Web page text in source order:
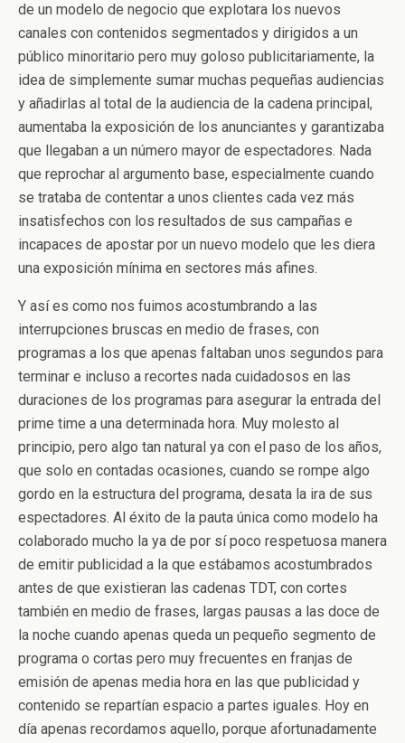
de un modelo de negocio que explotara los nuevos
canales con contenidos segmentados y dirigidos a un
público minoritario pero muy goloso publicitariamente, la
idea de simplemente sumar muchas pequeñas audiencias
y añadirlas al total de la audiencia de la cadena principal,
aumentaba la exposición de los anunciantes y garantizaba
que llegaban a un número mayor de espectadores. Nada
que reprochar al argumento base, especialmente cuando
se trataba de contentar a unos clientes cada vez más
insatisfechos con los resultados de sus campañas e
incapaces de apostar por un nuevo modelo que les diera
una exposición mínima en sectores más afines.
Y así es como nos fuimos acostumbrando a las
interrupciones bruscas en medio de frases, con
programas a los que apenas faltaban unos segundos para
terminar e incluso a recortes nada cuidadosos en las
duraciones de los programas para asegurar la entrada del
prime time a una determinada hora. Muy molesto al
principio, pero algo tan natural ya con el paso de los años,
que solo en contadas ocasiones, cuando se rompe algo
gordo en la estructura del programa, desata la ira de sus
espectadores. Al éxito de la pauta única como modelo ha
colaborado mucho la ya de por sí poco respetuosa manera
de emitir publicidad a la que estábamos acostumbrados
antes de que existieran las cadenas TDT, con cortes
también en medio de frases, largas pausas a las doce de
la noche cuando apenas queda un pequeño segmento de
programa o cortas pero muy frecuentes en franjas de
emisión de apenas media hora en las que publicidad y
contenido se repartían espacio a partes iguales. Hoy en
día apenas recordamos aquello, porque afortunadamente